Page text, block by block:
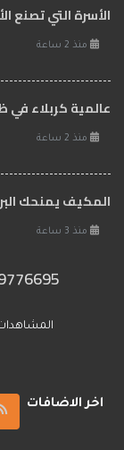
الأسرة التي تصنع
منذ 2 ساعة
عالمية كربلاء
منذ 2 ساعة
المكيف يمنحك
منذ 3 ساعة
اخر الاضافات